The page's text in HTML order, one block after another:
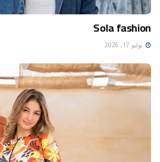
Sola fashion
يوليو 17, 2026